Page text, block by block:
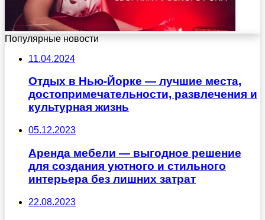
Популярные новости
11.04.2024
Отдых в Нью-Йорке — лучшие места,
достопримечательности, развлечения и
культурная жизнь
05.12.2023
Аренда мебели — выгодное решение
для создания уютного и стильного
интерьера без лишних затрат
22.08.2023